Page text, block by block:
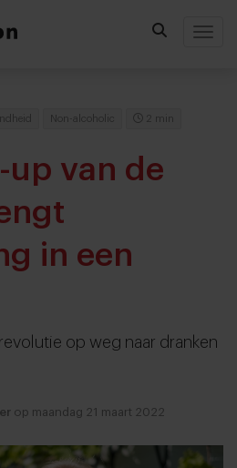
Non-alcoholic 2 min
up van de
in een
op weg naar dranken
op maandag 21 maart 2022